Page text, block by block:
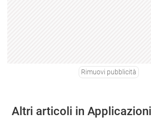
Rimuovi pubblicità
Altri articoli in